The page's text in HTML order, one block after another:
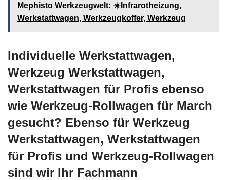
Mephisto Werkzeugwelt: ☀️Infrarotheizung,
Werkstattwagen, Werkzeugkoffer, Werkzeug
Individuelle Werkstattwagen,
Werkzeug Werkstattwagen,
Werkstattwagen für Profis ebenso
wie Werkzeug-Rollwagen für March
gesucht? Ebenso für Werkzeug
Werkstattwagen, Werkstattwagen
für Profis und Werkzeug-Rollwagen
sind wir Ihr Fachmann